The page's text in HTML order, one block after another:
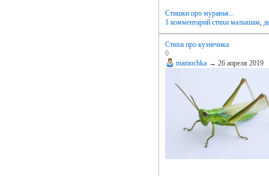
Стишки про муравья...
1 комментарий стихи малышам,
Стихи про кузнечика
0
mamochka → 26 апреля 2019